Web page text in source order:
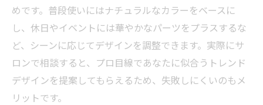
めです。普段使いにはナチュラルなカラーをベースに
し、休日やイベントには華やかなパーツをプラスするな
ど、シーンに応じてデザインを調整できます。実際にサ
ロンで相談すると、プロ目線であなたに似合うトレンド
デザインを提案してもらえるため、失敗しにくいのもメ
リットです。